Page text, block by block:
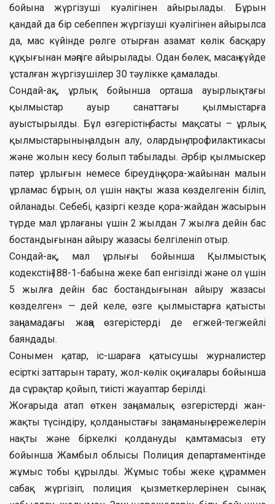
бойына жүргізуші куәлігінен айырылады. Бұрын
қандай да бір себеппен жүргізуші куәлігінен айырылса
да, мас күйінде рөлге отырған азамат көлік басқару
құқығынан мәңгіге айырылады. Одан бөлек, масаң күйде
ұсталған жүргізушілер 30 тәулікке қамалады.
Сондай-ақ, ұрлық бойынша орташа ауырлықтағы
қылмыстар ауыр санаттағы қылмыстарға
ауыстырылды. Бұл өзгерістің басты мақсаты – ұрлық
қылмыстарының алдын алу, олардың профилактикасы
және жолын кесу болып табылады. Әрбір қылмыскер
пәтер ұрлығын немесе біреудің қора-жайынан малын
ұрламас бұрын, ол үшін нақты жаза көзделгенін біліп,
ойланады. Себебі, қазіргі кезде қора-жайдан жасырын
түрде мал ұрлағаны үшін 2 жылдан 7 жылға дейін бас
бостандығынан айыру жазасы белгіленіп отыр.
Сондай-ақ, мал ұрлығы бойынша Қылмыстық
кодекстің 188-1-бабына жеке бап енгізілді және ол үшін
5 жылға дейін бас бостандығынан айыру жазасы
көзделген» — дей келе, өзге қылмыстарға қатысты
заңнамадағы жаңа өзгерістерді де егжей-тегжейлі
баяндады.
Сонымен қатар, іс-шараға қатысушы журналистер
есірткі заттарын тарату, жол-көлік оқиғалары бойынша
да сұрақтар қойып, тиісті жауаптар берілді.
Жоғарыда атап өткен заңнамалық өзгерістерді жан-
жақты түсіндіру, қолданыстағы заңнаманың ережелерін
нақты және біркелкі қолдануды қамтамасыз ету
бойынша Жамбыл облысы Полиция департаментінде
жұмыс тобы құрылды. Жұмыс тобы жеке құраммен
сабақ жүргізіп, полиция қызметкерлерінен сынақ